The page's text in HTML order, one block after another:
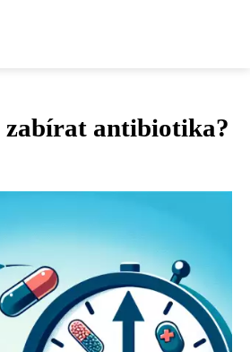
zabírat antibiotika?